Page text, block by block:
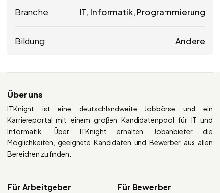
Branche IT, Informatik, Programmierung
Bildung Andere
Über uns
ITKnight ist eine deutschlandweite Jobbörse und ein
Karriereportal mit einem großen Kandidatenpool für IT und
Informatik. Über ITKnight erhalten Jobanbieter die
Möglichkeiten, geeignete Kandidaten und Bewerber aus allen
Bereichen zu finden.
Für Arbeitgeber Für Bewerber